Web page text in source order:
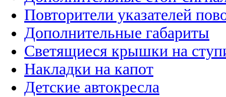
Повторители указателей
Дополнительные габариты
Светящиеся крышки на
Накладки на капот
Детские автокресла